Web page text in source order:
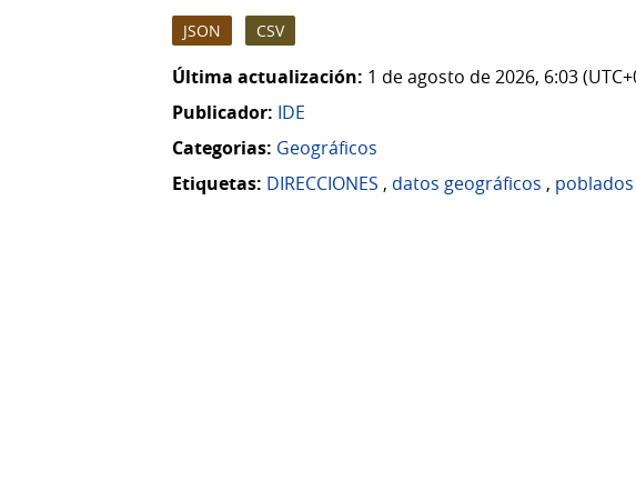
JSON CSV
Última actualización: 1 de agosto de 2026, 6:03
Publicador: IDE
Categorias: Geográficos
Etiquetas: DIRECCIONES , datos geográficos , poblados